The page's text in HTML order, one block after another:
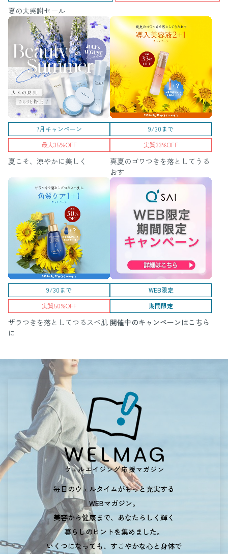
夏の大感謝セール
7月キャンペーン
最大35％OFF
夏こそ、涼やかに美しく
9/30まで
実質33%OFF
真夏のゴワつきを落としてうる
おす
9/30まで
実質50%OFF
ザラつきを落としてつるスベ肌
に
WEB限定
期間限定
開催中のキャンペーンはこちら
毎日のウェルタイムがもっと充実する
WEBマガジン。
美容から健康まで、あなたらしく輝く
暮らしのヒントを集めました。
いくつになっても、すこやかな心と身体で